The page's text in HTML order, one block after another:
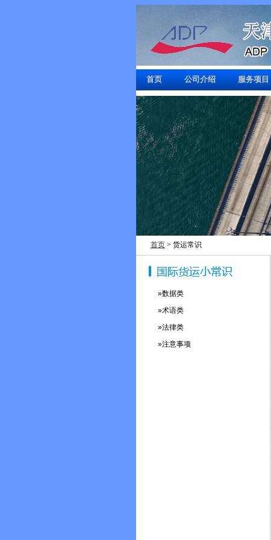
首页 公司介绍 服务项目
首页 > 货运常识
»数据类
»术语类
»法律类
»注意事项